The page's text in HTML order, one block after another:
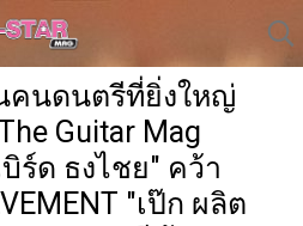
คนดนตรีที่ยิ่งใหญ่
Guitar Mag
ร์ด ธงไชย" คว้า
"เป๊ก ผลิต